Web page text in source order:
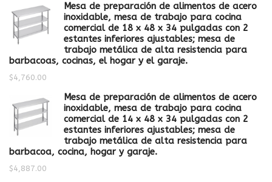
Mesa de preparación de alimentos de acero
inoxidable, mesa de trabajo para cocina
comercial de 18 x 48 x 34 pulgadas con 2
estantes inferiores ajustables; mesa de
trabajo metálica de alta resistencia para
barbacoas, cocinas, el hogar y el garaje.
$4,760.00
Mesa de preparación de alimentos de acero
inoxidable, mesa de trabajo para cocina
comercial de 14 x 48 x 34 pulgadas con 2
estantes inferiores ajustables; mesa de
trabajo metálica de alta resistencia para
barbacoa, cocina, hogar y garaje.
$4,887.00